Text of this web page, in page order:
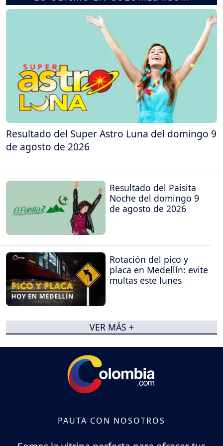
Resultado del Super Astro Luna del domingo 9
de agosto de 2026
Resultado del Paisita
Noche del domingo 9
de agosto de 2026
Rotación del pico y
placa en Medellín: evite
multas este lunes
VER MÁS +
PAUTA CON NOSOTROS